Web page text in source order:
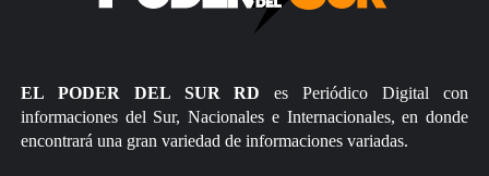
EL PODER DEL SUR RD es Periódico Digital con
informaciones del Sur, Nacionales e Internacionales, en donde
encontrará una gran variedad de informaciones variadas.